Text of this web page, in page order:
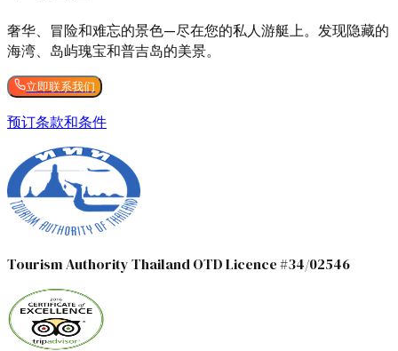
奢华、冒险和难忘的景色—尽在您的私人游艇上。发现隐藏的
海湾、岛屿瑰宝和普吉岛的美景。
立即联系我们
预订条款和条件
Tourism Authority Thailand OTD Licence #34/02546